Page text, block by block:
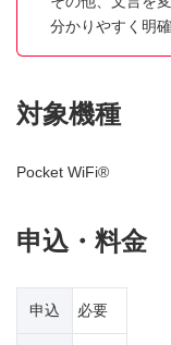
分かりやすく明
対象機種
Pocket WiFi®
申込・料金
申込 必要